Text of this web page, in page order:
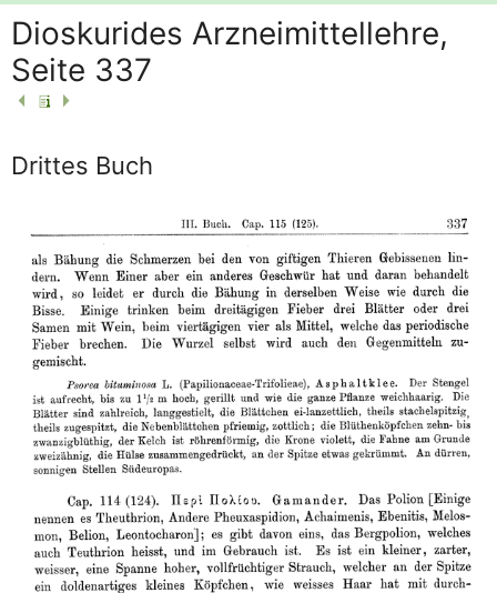
Dioskurides Arzneimittellehre,
Seite 337
Drittes Buch